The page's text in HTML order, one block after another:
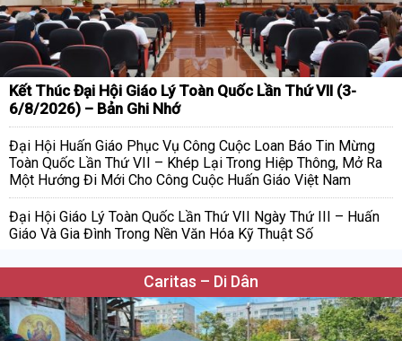
Kết Thúc Đại Hội Giáo Lý Toàn Quốc Lần Thứ VII (3-
6/8/2026) – Bản Ghi Nhớ
Đại Hội Huấn Giáo Phục Vụ Công Cuộc Loan Báo Tin Mừng
Toàn Quốc Lần Thứ VII – Khép Lại Trong Hiệp Thông, Mở Ra
Một Hướng Đi Mới Cho Công Cuộc Huấn Giáo Việt Nam
Đại Hội Giáo Lý Toàn Quốc Lần Thứ VII Ngày Thứ III – Huấn
Giáo Và Gia Đình Trong Nền Văn Hóa Kỹ Thuật Số
Caritas – Di Dân